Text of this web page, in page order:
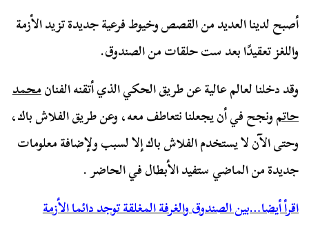
أصبح لدينا العديد من القصص وخيوط فرعية جديدة تزيد الأزمة
واللغز تعقيدًا بعد ست حلقات من الصندوق.
وقد دخلنا لعالم عالية عن طريق الحكي الذي أتقنه الفنانمحمد
حاتمونجح في أن يجعلنا نتعاطف معه، وعن طريق الفلاش باك،
وحتى الآن لا يستخدم الفلاش باك إلا لسبب ولإضافة معلومات
جديدة من الماضي ستفيد الأبطال في الحاضر .
اقرأ أيضا…بين الصندوق والغرفة المغلقة توجد دائما الأزمة